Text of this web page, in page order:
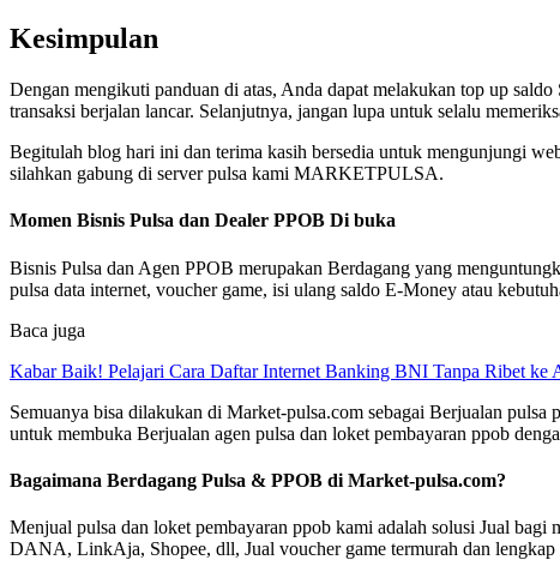
Kesimpulan
Dengan mengikuti panduan di atas, Anda dapat melakukan top up
transaksi berjalan lancar. Selanjutnya, jangan lupa untuk selalu
Begitulah blog hari ini dan terima kasih bersedia untuk mengunjungi
silahkan gabung di server pulsa kami MARKETPULSA.
Momen Bisnis Pulsa dan Dealer PPOB Di buka
Bisnis Pulsa dan Agen PPOB merupakan Berdagang yang
pulsa data internet, voucher game, isi ulang saldo E-Money atau
Baca juga
Kabar Baik! Pelajari Cara Daftar Internet Banking BNI Tanpa Ribet ke
Semuanya bisa dilakukan di Market-pulsa.com sebagai Berjualan
untuk membuka Berjualan agen pulsa dan loket pembayaran ppob
Bagaimana Berdagang Pulsa & PPOB di Market-pulsa.com?
Menjual pulsa dan loket pembayaran ppob kami adalah solusi Jual
DANA, LinkAja, Shopee, dll, Jual voucher game termurah dan lengkap